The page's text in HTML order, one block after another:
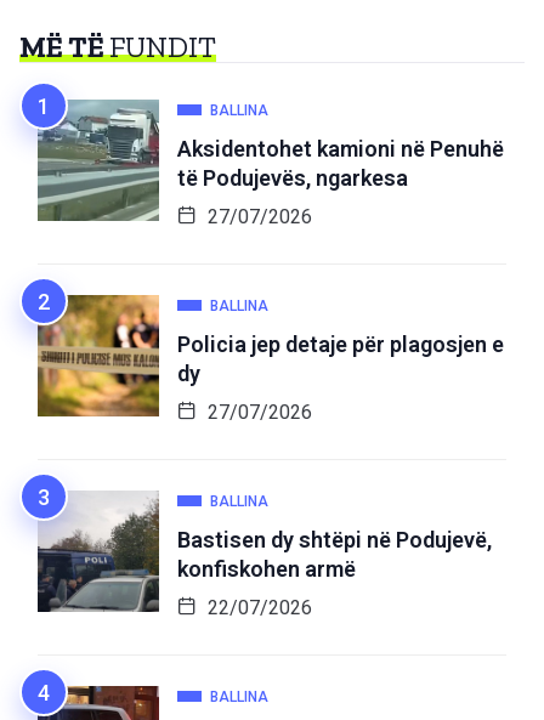
MË TËFUNDIT
BALLINA
Aksidentohet kamioni në Penuhë
të Podujevës, ngarkesa
27/07/2026
BALLINA
Policia jep detaje për plagosjen e
dy
27/07/2026
BALLINA
Bastisen dy shtëpi në Podujevë,
konfiskohen armë
22/07/2026
BALLINA